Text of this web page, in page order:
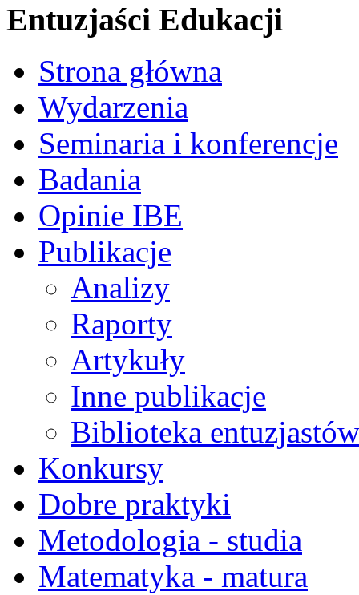
Entuzjaści Edukacji
Strona główna
Wydarzenia
Seminaria i konferencje
Badania
Opinie IBE
Publikacje
Analizy
Raporty
Artykuły
Inne publikacje
Biblioteka
Konkursy
Dobre praktyki
Metodologia - studia
Matematyka - matura